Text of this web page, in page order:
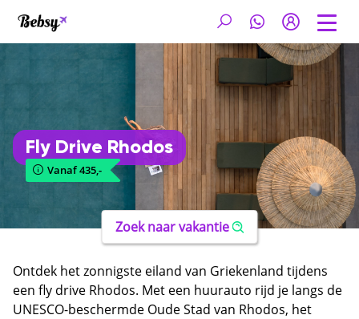
Fly Drive Rhodos
Vanaf 435,-
Zoek naar vakantie
Ontdek het zonnigste eiland van Griekenland tijdens
een fly drive Rhodos. Met een huurauto rijd je langs de
UNESCO-beschermde Oude Stad van Rhodos, het